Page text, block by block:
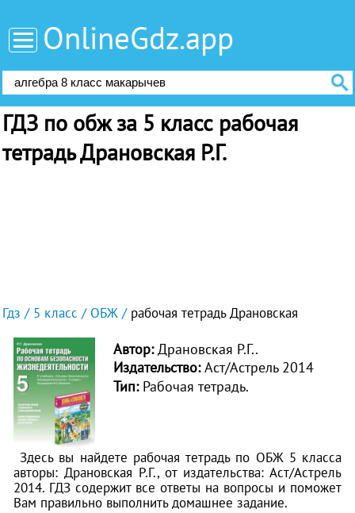
OnlineGdz.app
ГДЗ по обж за 5 класс рабочая
тетрадь Драновская Р.Г.
Гдз 5 класс ОБЖ рабочая тетрадь Драновская
Автор: Драновская Р.Г..
Издательство:Аст/Астрель 2014
Тип:Рабочая тетрадь.
Здесь вы найдете рабочая тетрадь по ОБЖ 5 класса
авторы: Драновская Р.Г., от издательства: Аст/Астрель
2014. ГДЗ содержит все ответы на вопросы и поможет
Вам правильно выполнить домашнее задание.